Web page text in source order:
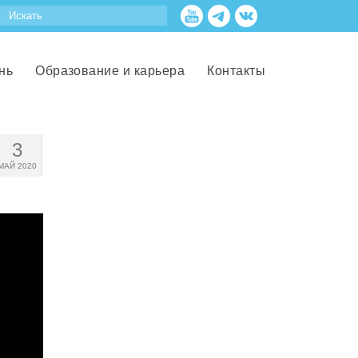
Образование и карьера Контакты
3
2020